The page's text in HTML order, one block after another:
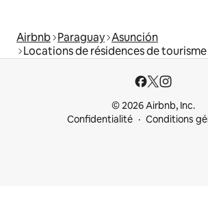
Airbnb Paraguay Asunción
Locations de résidences de tourisme
© 2026 Airbnb, Inc.
Confidentialité
Conditions